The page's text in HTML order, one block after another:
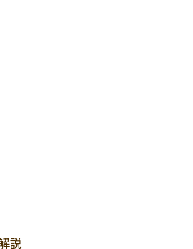
説